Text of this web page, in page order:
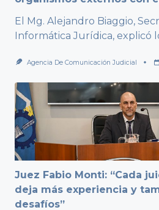
El Mg. Alejandro Biaggio,
Informática Jurídica, explicó
Agencia De Comunicación Judicial
Juez Fabio Monti: “Cada
deja más experiencia y
desafíos”